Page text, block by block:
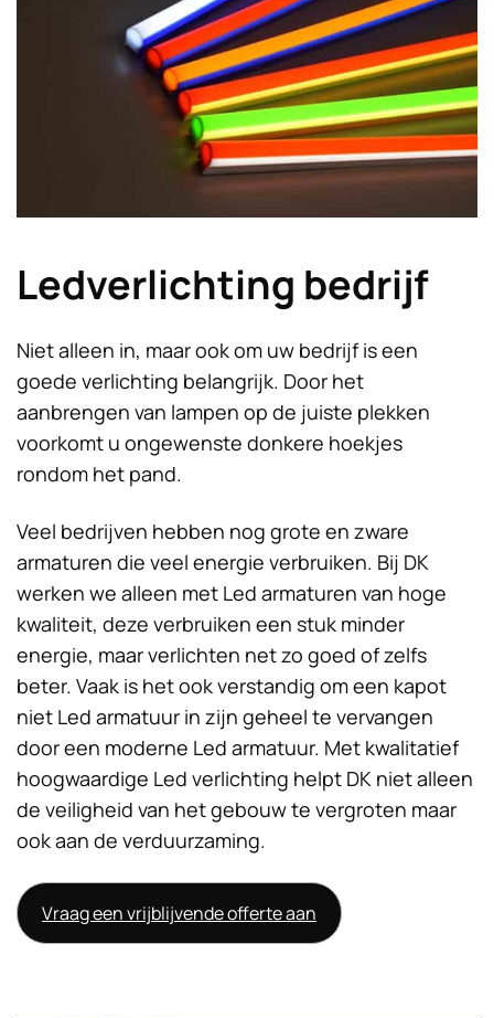
Ledverlichting bedrijf
Niet alleen in, maar ook om uw bedrijf is een
goede verlichting belangrijk. Door het
aanbrengen van lampen op de juiste plekken
voorkomt u ongewenste donkere hoekjes
rondom het pand.
Veel bedrijven hebben nog grote en zware
armaturen die veel energie verbruiken. Bij DK
werken we alleen met Led armaturen van hoge
kwaliteit, deze verbruiken een stuk minder
energie, maar verlichten net zo goed of zelfs
beter. Vaak is het ook verstandig om een kapot
niet Led armatuur in zijn geheel te vervangen
door een moderne Led armatuur. Met kwalitatief
hoogwaardige Led verlichting helpt DK niet alleen
de veiligheid van het gebouw te vergroten maar
ook aan de verduurzaming.
Vraag een vrijblijvende offerte aan